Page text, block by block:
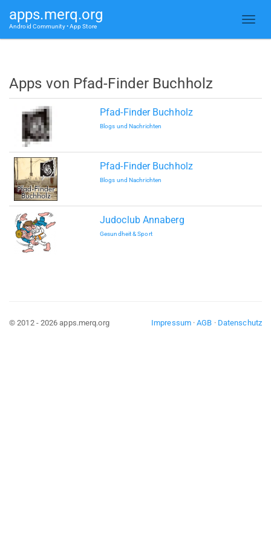
apps.merq.org
Android Community • App Store
Apps von Pfad-Finder Buchholz
Pfad-Finder Buchholz
Blogs und Nachrichten
Pfad-Finder Buchholz
Blogs und Nachrichten
Judoclub Annaberg
Gesundheit & Sport
Impressum·AGB · Datenschutz
© 2012 - 2026 apps.merq.org